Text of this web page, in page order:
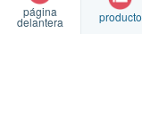
página
delantera producto